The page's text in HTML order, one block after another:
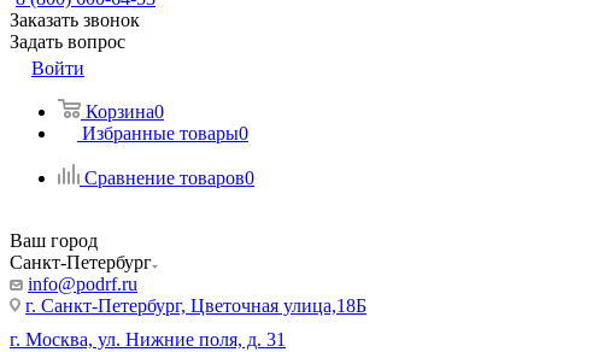
Заказать звонок
Задать вопрос
Войти
Корзина0
Избранные товары0
Сравнение товаров0
Ваш город
Санкт-Петербург
info@podrf.ru
г. Санкт-Петербург, Цветочная улица,18Б
г. Москва, ул. Нижние поля, д. 31